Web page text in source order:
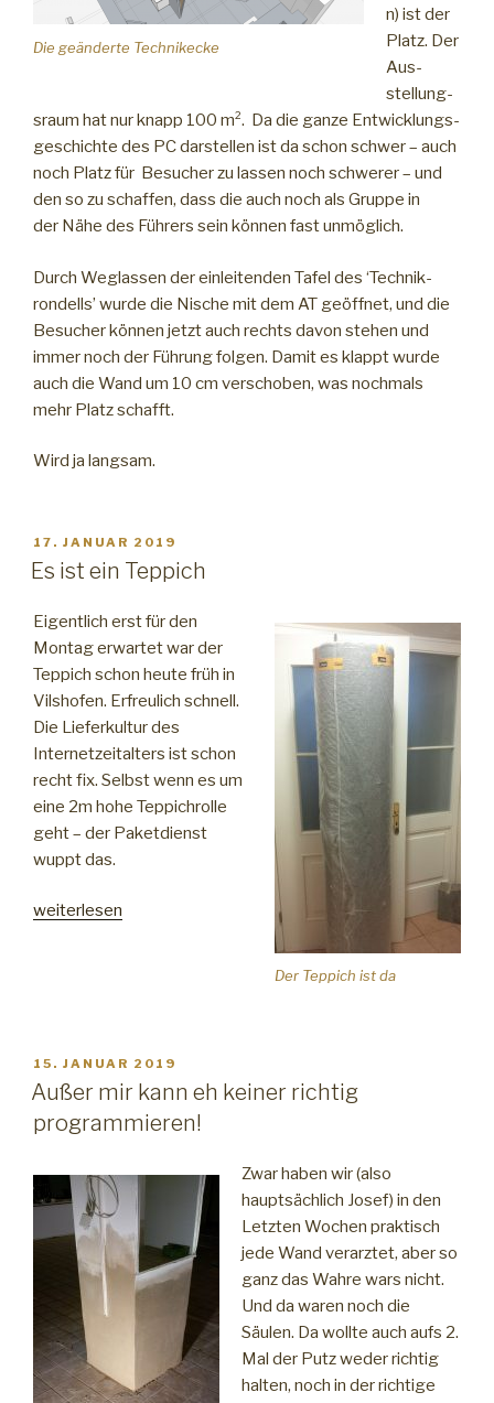
Die geänderte Technikecke
n) ist der
Platz. Der
Aus­
stellung­
s­raum hat nur knapp 100 m². Da die ganze Entwicklungs­
geschichte des PC darstellen ist da schon schwer – auch
noch Platz für Besucher zu lassen noch schwerer – und
den so zu schaffen, dass die auch noch als Gruppe in
der Nähe des Führers sein können fast unmöglich.
Durch Weglassen der einleitenden Tafel des ‘Technik­
rondells’ wurde die Nische mit dem AT geöffnet, und die
Besucher können jetzt auch rechts davon stehen und
immer noch der Führung folgen. Damit es klappt wurde
auch die Wand um 10 cm verschoben, was nochmals
mehr Platz schafft.
Wird ja langsam.
VERÖFFENTLICHT
AM
17. JANUAR 2019
Es ist ein Teppich
Der Teppich ist da
Eigentlich erst für den
Montag erwartet war der
Teppich schon heute früh in
Vilshofen. Erfreulich schnell.
Die Lieferkultur des
Internetzeitalters ist schon
recht fix. Selbst wenn es um
eine 2m hohe Teppichrolle
geht – der Paketdienst
wuppt das.
„Es
weiterlesen
VERÖFFENTLICHT
AM
15. JANUAR 2019
Außer mir kann eh keiner richtig
programmieren!
Zwar haben wir (also
hauptsächlich Josef) in den
Letzten Wochen praktisch
jede Wand verarztet, aber so
ganz das Wahre wars nicht.
Und da waren noch die
Säulen. Da wollte auch aufs 2.
Mal der Putz weder richtig
halten, noch in der richtige